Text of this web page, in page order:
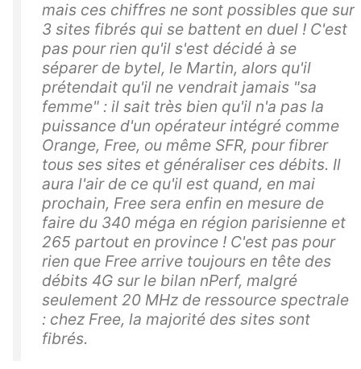
mais ces chiffres ne sont possibles que sur
3 sites fibrés qui se battent en duel ! C'est
pas pour rien qu'il s'est décidé à se
séparer de bytel, le Martin, alors qu'il
prétendait qu'il ne vendrait jamais "sa
femme" : il sait très bien qu'il n'a pas la
puissance d'un opérateur intégré comme
Orange, Free, ou même SFR, pour fibrer
tous ses sites et généraliser ces débits. Il
aura l'air de ce qu'il est quand, en mai
prochain, Free sera enfin en mesure de
faire du 340 méga en région parisienne et
265 partout en province ! C'est pas pour
rien que Free arrive toujours en tête des
débits 4G sur le bilan nPerf, malgré
seulement 20 MHz de ressource spectrale
: chez Free, la majorité des sites sont
fibrés.